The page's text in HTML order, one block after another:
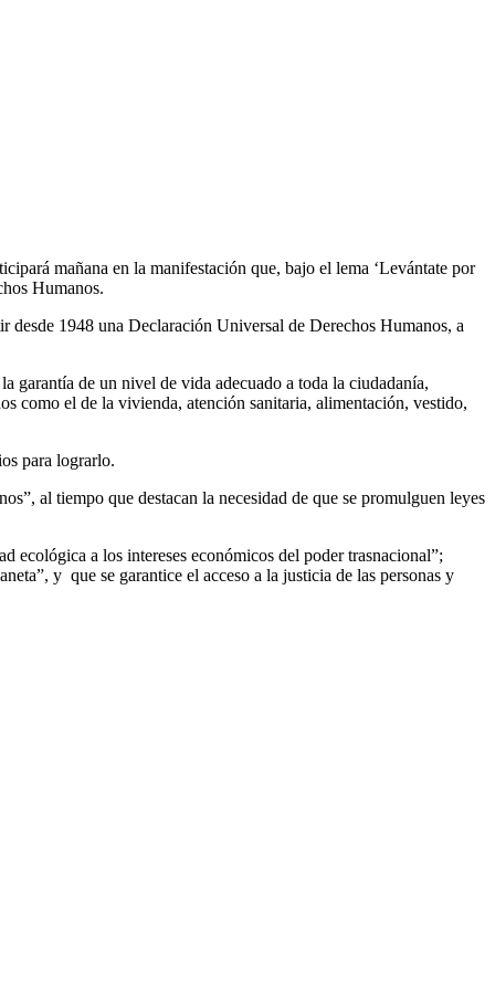
mañana en la manifestación que, bajo el lema ‘Levántate por
Humanos.
desde 1948 una Declaración Universal de Derechos Humanos, a
garantía de un nivel de vida adecuado a toda la ciudadanía,
como el de la vivienda, atención sanitaria, alimentación, vestido,
para lograrlo.
al tiempo que destacan la necesidad de que se promulguen leyes
ecológica a los intereses económicos del poder trasnacional”;
y que se garantice el acceso a la justicia de las personas y